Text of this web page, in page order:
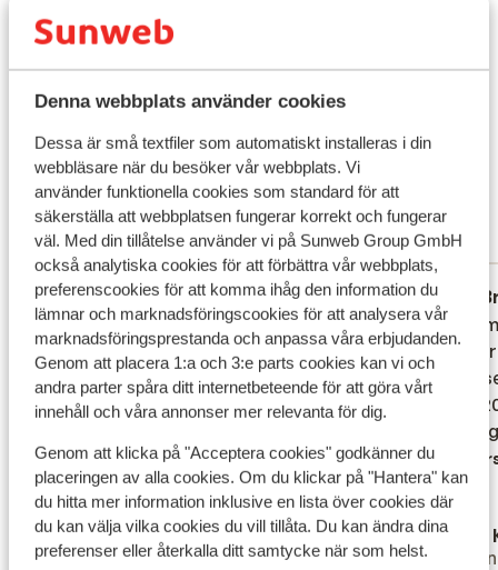
Denna webbplats använder cookies
Dessa är små textfiler som automatiskt installeras i din
webbläsare när du besöker vår webbplats. Vi
använder funktionella cookies som standard för att
säkerställa att webbplatsen fungerar korrekt och fungerar
väl. Med din tillåtelse använder vi på Sunweb Group GmbH
också analytiska cookies för att förbättra vår webbplats,
preferenscookies för att komma ihåg den information du
lämnar och marknadsföringscookies för att analysera vår
marknadsföringsprestanda och anpassa våra erbjudanden.
Genom att placera 1:a och 3:e parts cookies kan vi och
andra parter spåra ditt internetbeteende för att göra vårt
innehåll och våra annonser mer relevanta för dig.
Genom att klicka på "Acceptera cookies" godkänner du
placeringen av alla cookies. Om du klickar på "Hantera" kan
du hitta mer information inklusive en lista över cookies där
du kan välja vilka cookies du vill tillåta. Du kan ändra dina
preferenser eller återkalla ditt samtycke när som helst.
trevligt poolområde på hotellet som bjuder in till fina
dagar vid poolen. Här finns även en barnpool för de
små. Mat & dryck Här bor du med all inclusive som
erbjuder en bra variation för sina gäster. Hotellets
turkiska och internationella köket. Här börjar du dagen
med en generös frukostbuffé innan du packar din
strandväska. Omgivningarna Fantastiska Marmaris
erbjuder en lång och härlig strandpromenad som är
perfekt för både avkopplande kvällspromenader och
tidiga joggingturer. I gamla stan och hamnområdet
råder ett livligt myller av restauranger, barer, shopping
och folkliv.
Vad våra gäster tycker
Det här är 100 % äkta kundrecensioner som verkligen
Mer om recensioner
8 Fantastisk
47 omdömen
Mest bokad av partner
9.1 Fantastisk
för 4 veckor sedan
Godt værelse. Men meget lydt til de andre
værelser. Rejsen derned var ikke så god.
Skulle over kbh. Lidt lang rejse. Så vi
omkom først kl 01:00. Der står i
aftenmad. Så man har har misset en hel
aften.
Godt værelse. Men meget lydt til de andre
værelser. Rejsen derned var ikke så god.
Skulle over kbh. Lidt lang rejse. Så vi
omkom først kl 01:00. Der står i
aftenmad. Så man har har misset en hel
aften.
Översätt till svenska
Rene
Partner
Altså
det
også
skal
Altså
det
også
skal